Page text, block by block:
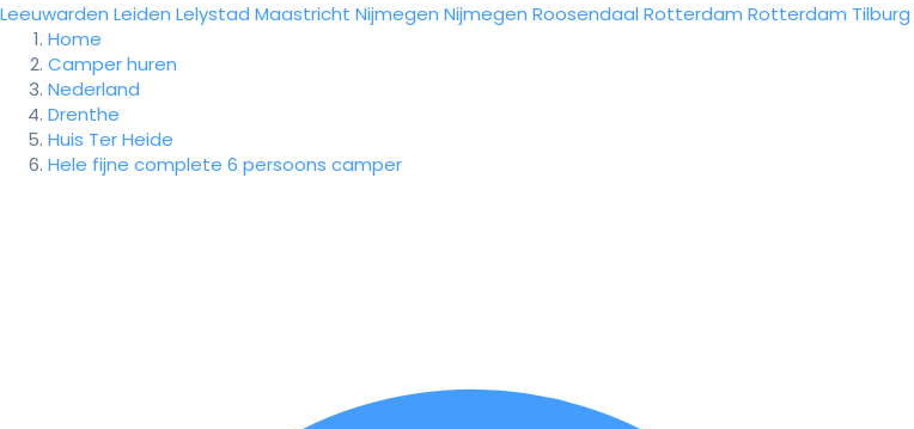
Leeuwarden Leiden Lelystad Maastricht Nijmegen Nijmegen Roosendaal Rotterdam Rotterdam Tilburg
Home
Camper huren
Nederland
Drenthe
Huis Ter Heide
Hele fijne complete 6 persoons camper